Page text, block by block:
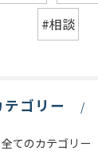
#相談
テゴリー
全てのカテゴリー